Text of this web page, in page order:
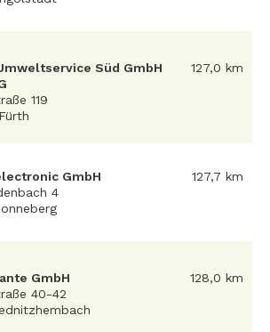
Süd GmbH
119
127,0 km
GmbH
4
127,7 km
GmbH
40-42
128,0 km